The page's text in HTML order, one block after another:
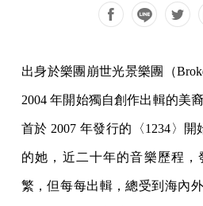
出身於樂團崩世光景樂團（
2004 年開始獨自創作出輯的美
首於 2007 年發行的〈1234〉
的她，近二十年的音樂歷程
繁，但每每出輯，總受到海內